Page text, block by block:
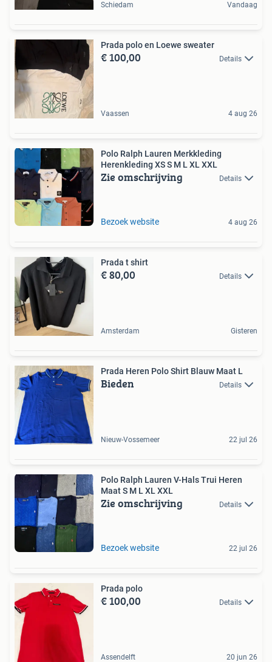
Schiedam
Vandaag
Prada polo en Loewe sweater
€ 100,00 Details
Vaassen 4 aug 26
Polo Ralph Lauren Merkkleding
Herenkleding XS S M L XL XXL
Zie omschrijving Details
Bezoek website 4 aug 26
Prada t shirt
€ 80,00 Details
Amsterdam Gisteren
Prada Heren Polo Shirt Blauw Maat L
Bieden Details
Nieuw-Vossemeer 22 jul 26
Polo Ralph Lauren V-Hals Trui Heren
Maat S M L XL XXL
Zie omschrijving Details
Bezoek website 22 jul 26
Prada polo
€ 100,00 Details
Assendelft 20 jun 26